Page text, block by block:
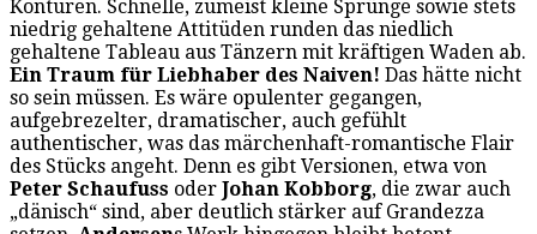
Konturen. Schnelle, zumeist kleine Sprünge sowie stets
niedrig gehaltene Attitüden runden das niedlich
gehaltene Tableau aus Tänzern mit kräftigen Waden ab.
Ein Traum für Liebhaber des Naiven! Das hätte nicht
so sein müssen. Es wäre opulenter gegangen,
aufgebrezelter, dramatischer, auch gefühlt
authentischer, was das märchenhaft-romantische Flair
des Stücks angeht. Denn es gibt Versionen, etwa von
Peter Schaufuss oder Johan Kobborg, die zwar auch
„dänisch“ sind, aber deutlich stärker auf Grandezza